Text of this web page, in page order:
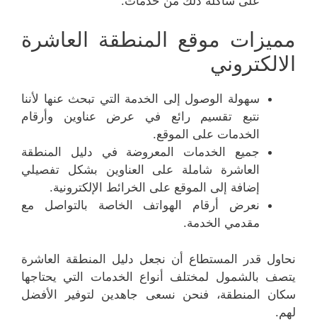
مميزات موقع المنطقة العاشرة
الالكتروني
سهولة الوصول إلى الخدمة التي تبحث عنها لأننا
نتبع تقسيم رائع في عرض عناوين وأرقام
الخدمات على الموقع.
جميع الخدمات المعروضة في دليل المنطقة
العاشرة شاملة على العناوين بشكل تفصيلي
إضافة إلى الموقع على الخرائط الإلكترونية.
نعرض أرقام الهواتف الخاصة بالتواصل مع
مقدمي الخدمة.
نحاول قدر المستطاع أن نجعل دليل المنطقة العاشرة
يتصف بالشمول لمختلف أنواع الخدمات التي يحتاجها
سكان المنطقة، فنحن نسعى جاهدين لتوفير الأفضل
لهم.